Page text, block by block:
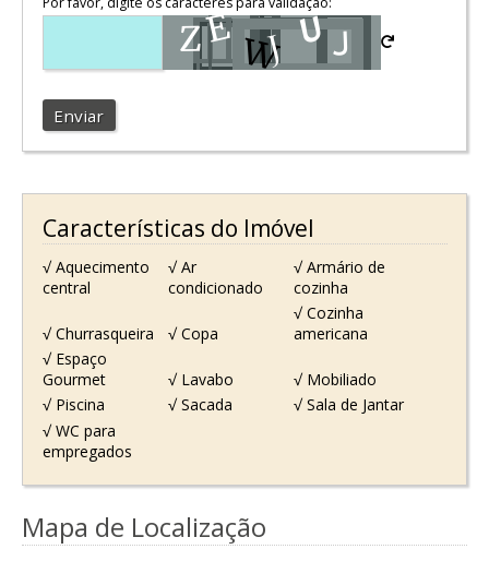
Enviar
Características do Imóvel
√ Aquecimento
central
√ Ar
condicionado
√ Armário de
cozinha
√ Churrasqueira √ Copa
√ Cozinha
americana
√ Espaço
Gourmet
√ Lavabo
√ Mobiliado
√ Piscina
√ Sacada
√ Sala de Jantar
√ WC para
empregados
Mapa de Localização